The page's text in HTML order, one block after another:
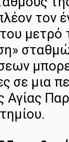
τον
μετρό
σε μια
Αγίας